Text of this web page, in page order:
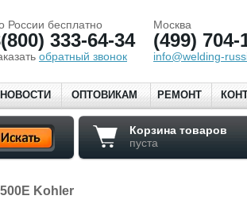
России бесплатно
333-64-34
обратный звонок
Москва
(499) 704-
info@welding-
НОВОСТИ ОПТОВИКАМ РЕМОНТ
Корзина товаров
пуста
Kohler